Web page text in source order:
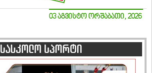
03 აგვისტო ორშაბათი, 2026
სასკოლო სპორტი